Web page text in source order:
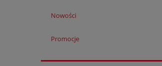
Nowości
Promocje